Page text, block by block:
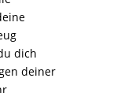
dich
deiner